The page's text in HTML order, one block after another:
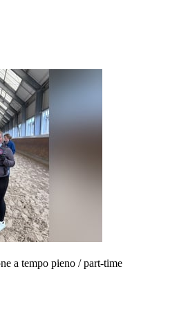
a tempo pieno / part-time